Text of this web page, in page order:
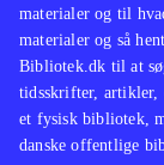
materialer og til
materialer og så
Bibliotek.dk til at
tidsskrifter, artikler,
et fysisk bibliotek,
danske offentlige